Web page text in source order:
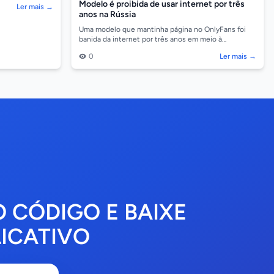
Ler mais →
Modelo é proibida de usar internet por três
anos na Rússia
Uma modelo que mantinha página no OnlyFans foi
banida da internet por três anos em meio à
pornográf...
0 Ler mais →
CÓDIGO E BAIXE